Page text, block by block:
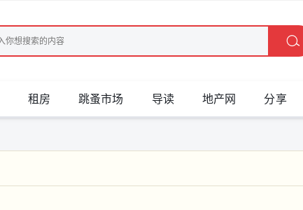
租房 跳蚤市场 导读 地产网 分享